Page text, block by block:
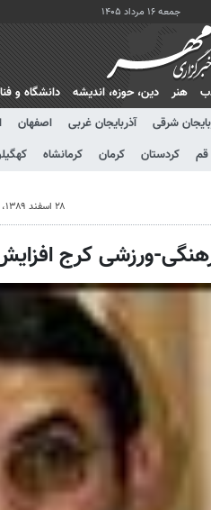
جمعه ۱۶ مرداد ۱۴۰۵
هنر دين، حوزه، انديشه دانشگاه و
شرقی آذربایجان غربی اصفهان
قم کردستان کرمان کرمانشاه
۲۸ اسفند ۱۳۸۹، ۱۱:۱۹
ورزشی کرج